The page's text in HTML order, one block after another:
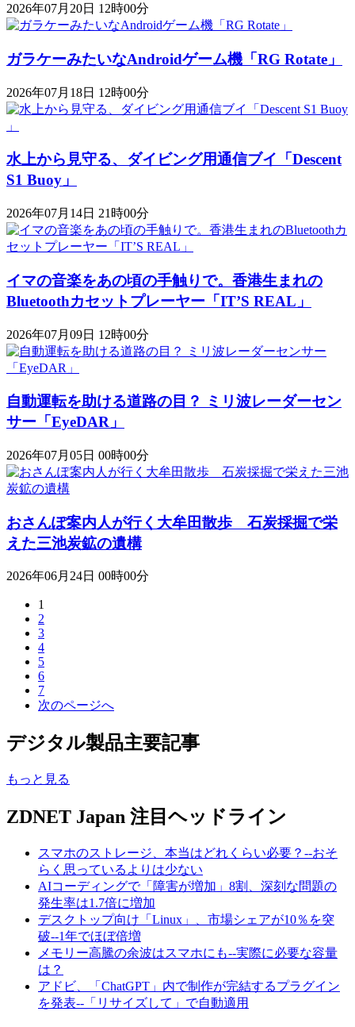
2026年07月20日 12時00分
ガラケーみたいなAndroidゲーム機「RG Rotate」
2026年07月18日 12時00分
水上から見守る、ダイビング用通信ブイ「Descent
S1 Buoy​​」
2026年07月14日 21時00分
イマの音楽をあの頃の手触りで。香港生まれの
Bluetoothカセットプレーヤー「IT’S REAL」
2026年07月09日 12時00分
自動運転を助ける道路の目？ ミリ波レーダーセン
サー「EyeDAR」
2026年07月05日 00時00分
おさんぽ案内人が行く大牟田散歩 石炭採掘で栄
えた三池炭鉱の遺構
2026年06月24日 00時00分
1
2
3
4
5
6
7
次のページへ
デジタル製品主要記事
もっと見る
ZDNET Japan 注目ヘッドライン
スマホのストレージ、本当はどれくらい必要？--おそ
らく思っているよりは少ない
AIコーディングで「障害が増加」8割、深刻な問題の
発生率は1.7倍に増加
デスクトップ向け「Linux」、市場シェアが10％を突
破--1年でほぼ倍増
メモリー高騰の余波はスマホにも--実際に必要な容量
は？
アドビ、「ChatGPT」内で制作が完結するプラグイン
を発表--「リサイズして」で自動適用